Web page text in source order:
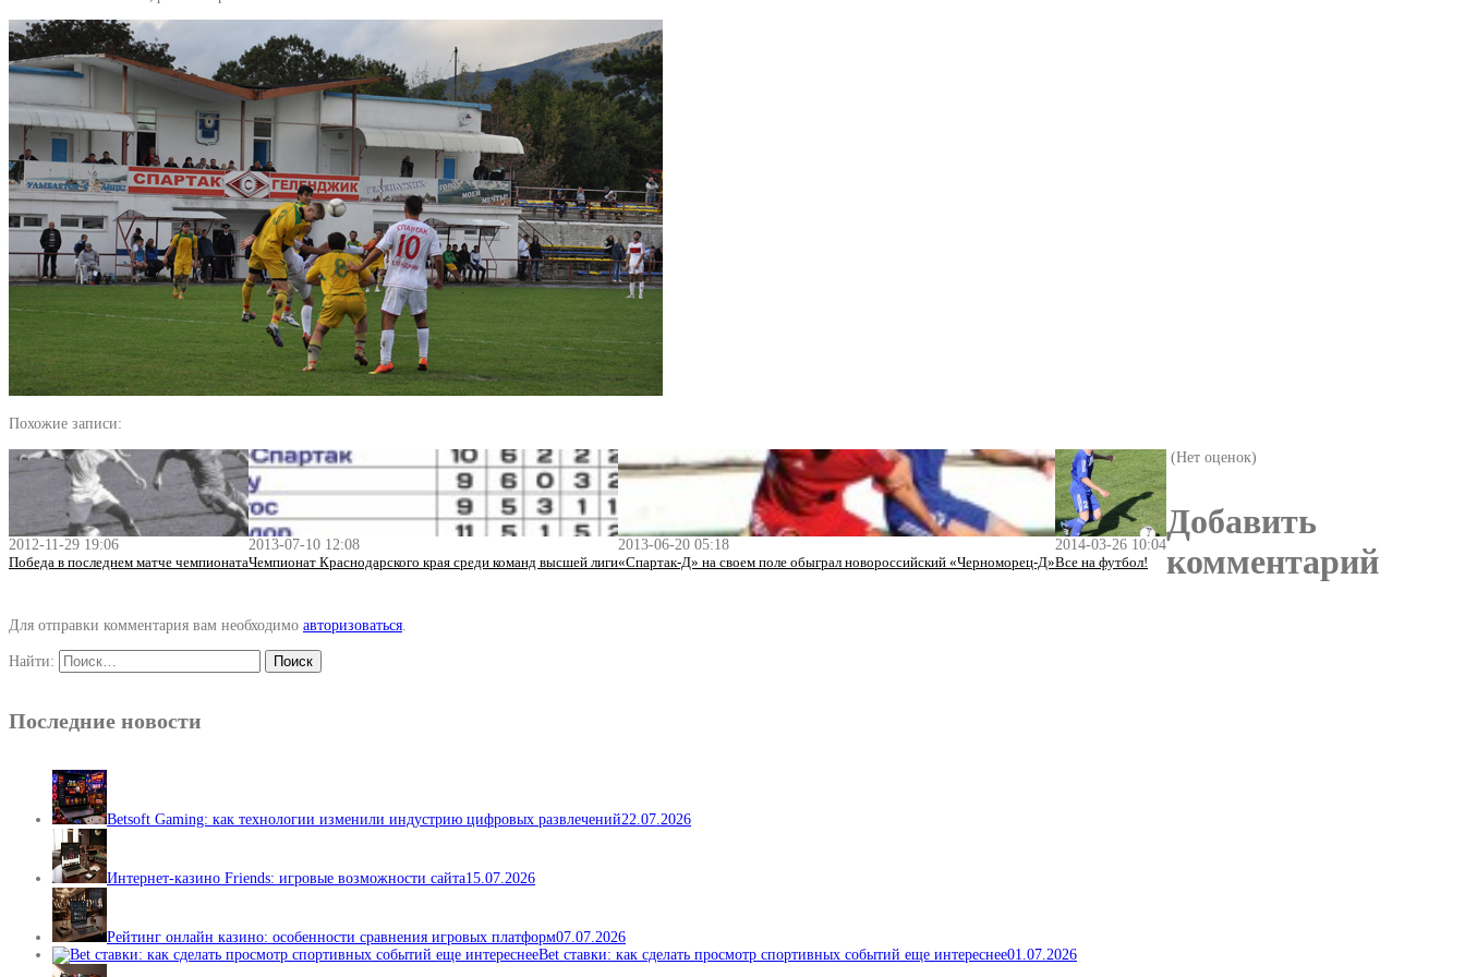
Похожие записи:
2012-11-29 19:06
Победа в последнем матче чемпионата
2013-07-10 12:08
Чемпионат Краснодарского края среди команд высшей лиги
2013-06-20 05:18
«Спартак-Д» на своем поле обыграл новороссийский «Черноморец-Д»
2014-03-26 10:04
Все на футбол!
(Нет оценок)
Добавить
комментарий
Для отправки комментария вам необходимо авторизоваться
Найти:
Последние новости
Betsoft Gaming: как технологии изменили индустрию цифровых развлечений22.07.2026
Интернет-казино Friends: игровые возможности сайта15.07.2026
Рейтинг онлайн казино: особенности сравнения игровых платформ07.07.2026
Bet ставки: как сделать просмотр спортивных событий еще интереснее01.07.2026